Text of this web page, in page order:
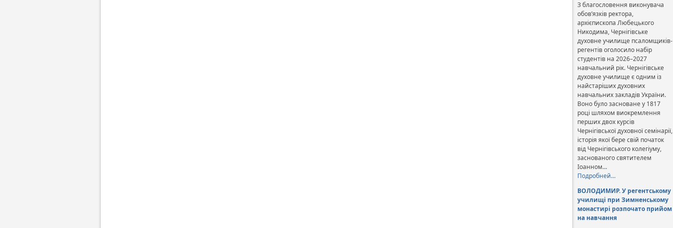
З благословення виконувача
обов’язків ректора,
архієпископа Любецького
Никодима, Чернігівське
духовне училище псаломщиків-
регентів оголосило набір
студентів на 2026–2027
навчальний рік. Чернігівське
духовне училище є одним із
найстаріших духовних
навчальних закладів України.
Воно було засноване у 1817
році шляхом виокремлення
перших двох курсів
Чернігівської духовної семінарії,
історія якої бере свій початок
від Чернігівського колегіуму,
заснованого святителем
Іоанном…
Подробней…
ВОЛОДИМИР. У регентському
училищі при Зимненському
монастирі розпочато прийом
на навчання